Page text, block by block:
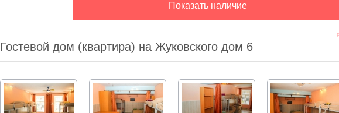
Гостевой дом (квартира) на Жуковского дом 6